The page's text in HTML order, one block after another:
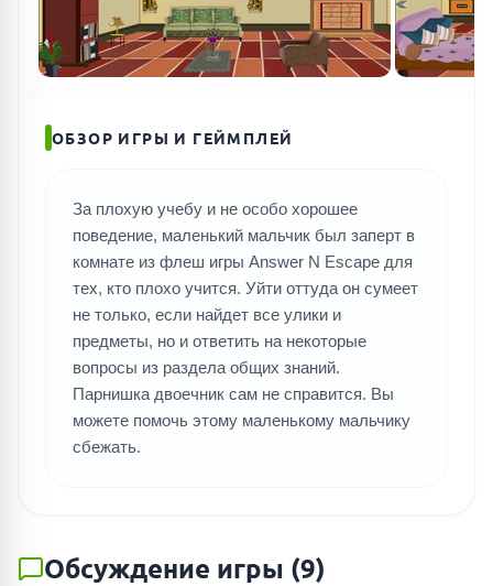
ПОИСК ИГР
ОБЗОР ИГРЫ И ГЕЙМПЛЕЙ
За плохую учебу и не особо хорошее
поведение, маленький мальчик был заперт в
комнате из флеш игры Answer N Escape для
тех, кто плохо учится. Уйти оттуда он сумеет
не только, если найдет все улики и
предметы, но и ответить на некоторые
вопросы из раздела общих знаний.
Парнишка двоечник сам не справится. Вы
можете помочь этому маленькому мальчику
сбежать.
Обсуждение игры (9)